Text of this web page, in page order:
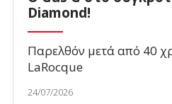
Diamond!
Παρελθόν μετά από 40
LaRocque
24/07/2026